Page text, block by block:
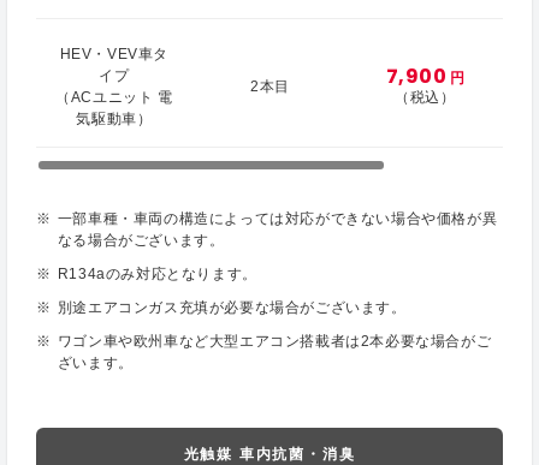
HEV・VEV車タ
イプ
（ACユニット 電
気駆動車）
2本目 7,900 円
（税込）
一部車種・車両の構造によっては対応ができない場合や価格が異
なる場合がございます。
R134aのみ対応となります。
別途エアコンガス充填が必要な場合がございます。
ワゴン車や欧州車など大型エアコン搭載者は2本必要な場合がご
ざいます。
光触媒 車内抗菌・消臭